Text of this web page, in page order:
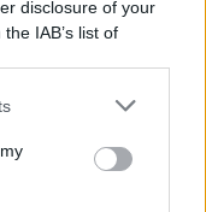
disclosure of your
IAB’s list of
us to third parties
or more Google